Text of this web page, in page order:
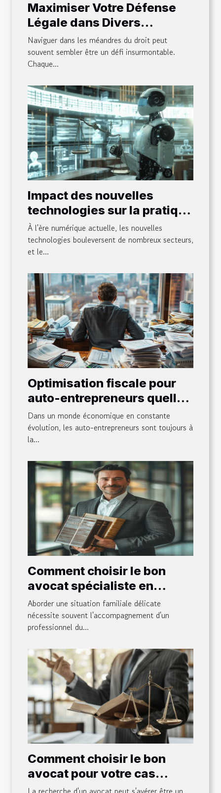
Maximiser Votre Défense
Légale dans Divers
Domaines Juridiques
Naviguer dans les méandres du droit peut
souvent sembler être un défi insurmontable.
Chaque...
Impact des nouvelles
technologies sur la pratique
du droit
À l'ère numérique actuelle, les nouvelles
technologies bouleversent de nombreux secteurs,
et le...
Optimisation fiscale pour
auto-entrepreneurs quelles
nouveautés
Dans un monde économique en constante
évolution, les auto-entrepreneurs sont toujours à
la...
Comment choisir le bon
avocat spécialiste en
affaires familiales
Aborder une situation familiale délicate
nécessite souvent l'accompagnement d'un
professionnel du...
Comment choisir le bon
avocat pour votre cas
spécifique ?